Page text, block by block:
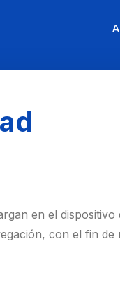
en el
con el fin